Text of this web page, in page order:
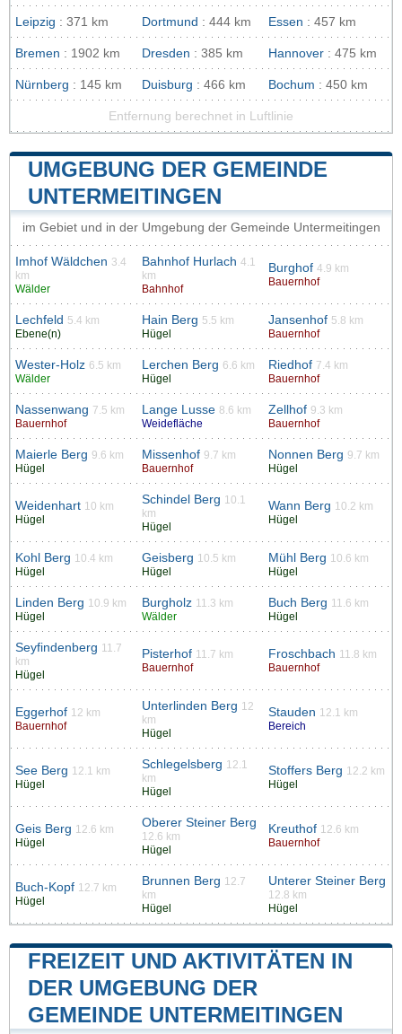
Leipzig : 371 km Dortmund : 444 km Essen : 457 km
Bremen : 1902 km Dresden : 385 km Hannover : 475 km
Nürnberg : 145 km Duisburg : 466 km Bochum : 450 km
Entfernung berechnet in Luftlinie
UMGEBUNG DER GEMEINDE
UNTERMEITINGEN
im Gebiet und in der Umgebung der Gemeinde Untermeitingen
Imhof Wäldchen 3.4
km
Wälder
Bahnhof Hurlach 4.1
km
Bahnhof
Burghof 4.9 km
Bauernhof
Lechfeld 5.4 km
Ebene(n)
Hain Berg 5.5 km
Hügel
Jansenhof 5.8 km
Bauernhof
Wester-Holz 6.5 km
Wälder
Lerchen Berg 6.6 km
Hügel
Riedhof 7.4 km
Bauernhof
Nassenwang 7.5 km
Bauernhof
Lange Lusse 8.6 km
Weidefläche
Zellhof 9.3 km
Bauernhof
Maierle Berg 9.6 km
Hügel
Missenhof 9.7 km
Bauernhof
Nonnen Berg 9.7 km
Hügel
Weidenhart 10 km
Hügel
Schindel Berg 10.1
km
Hügel
Wann Berg 10.2 km
Hügel
Kohl Berg 10.4 km
Hügel
Geisberg 10.5 km
Hügel
Mühl Berg 10.6 km
Hügel
Linden Berg 10.9 km
Hügel
Burgholz 11.3 km
Wälder
Buch Berg 11.6 km
Hügel
Seyfindenberg 11.7
km
Hügel
Pisterhof 11.7 km
Bauernhof
Froschbach 11.8 km
Bauernhof
Eggerhof 12 km
Bauernhof
Unterlinden Berg 12
km
Hügel
Stauden 12.1 km
Bereich
See Berg 12.1 km
Hügel
Schlegelsberg 12.1
km
Hügel
Stoffers Berg 12.2 km
Hügel
Geis Berg 12.6 km
Hügel
Oberer Steiner Berg
12.6 km
Hügel
Kreuthof 12.6 km
Bauernhof
Buch-Kopf 12.7 km
Hügel
Brunnen Berg 12.7
km
Hügel
Unterer Steiner Berg
12.8 km
Hügel
FREIZEIT UND AKTIVITÄTEN IN
DER UMGEBUNG DER
GEMEINDE UNTERMEITINGEN